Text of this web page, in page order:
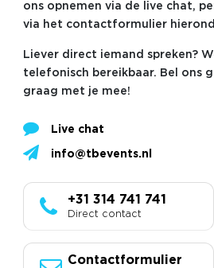
ons opnemen via de live chat,
via het contactformulier
Liever direct iemand spreken?
telefonisch bereikbaar. Bel ons
graag met je mee!
Live chat
info@tbevents.nl
+31 314 741 741
Direct contact
Contactformulier